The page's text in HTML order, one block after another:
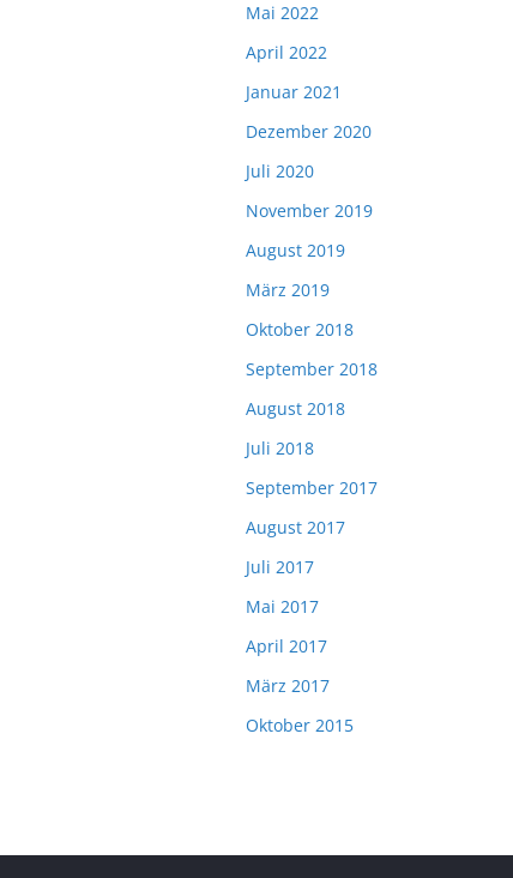
Mai 2022
April 2022
Januar 2021
Dezember 2020
Juli 2020
November 2019
August 2019
März 2019
Oktober 2018
September 2018
August 2018
Juli 2018
September 2017
August 2017
Juli 2017
Mai 2017
April 2017
März 2017
Oktober 2015